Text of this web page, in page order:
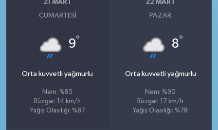
21 MART
CUMARTESI
9°
Orta kuvvetli yağmurlu
Nem: %85
Rüzgar: 14 km/h
Yağış Olasılığı: %87
22 MART
PAZAR
8°
Orta kuvvetli yağmurlu
Nem: %90
Rüzgar: 17 km/h
Yağış Olasılığı: %78